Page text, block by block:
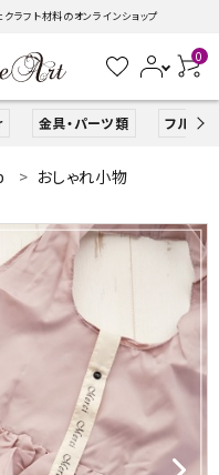
フト材料のオンラインショップ
0
金具・パーツ類 フルキッ
おしゃれ小物